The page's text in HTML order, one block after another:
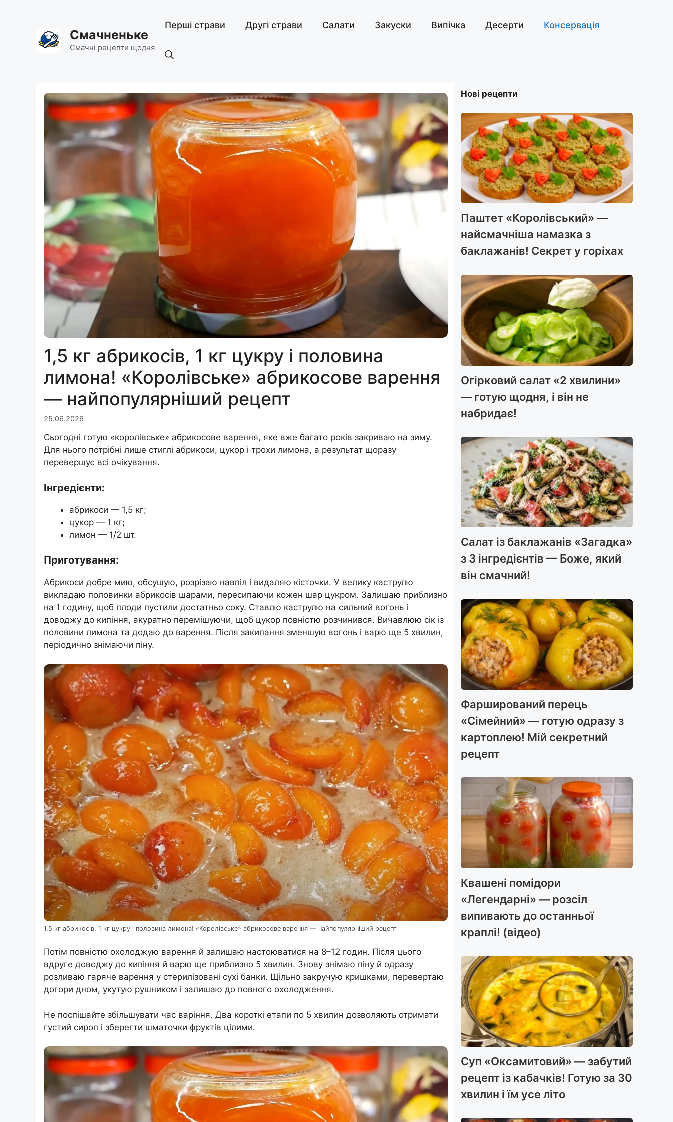
Смачненьке
Смачні рецепти щодня
Перші страви Другі страви Салати Закуски Випічка Десерти Консервація
1,5 кг абрикосів, 1 кг цукру і половина
лимона! «Королівське» абрикосове варення
— найпопулярніший рецепт
25.06.2026
Сьогодні готую «королівське» абрикосове варення, яке вже багато років закриваю на зиму.
Для нього потрібні лише стиглі абрикоси, цукор і трохи лимона, а результат щоразу
перевершує всі очікування.
Інгредієнти:
абрикоси — 1,5 кг;
цукор — 1 кг;
лимон — 1/2 шт.
Приготування:
Абрикоси добре мию, обсушую, розрізаю навпіл і видаляю кісточки. У велику каструлю
викладаю половинки абрикосів шарами, пересипаючи кожен шар цукром. Залишаю приблизно
на 1 годину, щоб плоди пустили достатньо соку. Ставлю каструлю на сильний вогонь і
доводжу до кипіння, акуратно перемішуючи, щоб цукор повністю розчинився. Вичавлюю сік із
половини лимона та додаю до варення. Після закипання зменшую вогонь і варю ще 5 хвилин,
періодично знімаючи піну.
1,5 кг абрикосів, 1 кг цукру і половина лимона! «Королівське» абрикосове варення — найпопулярніший рецепт
Потім повністю охолоджую варення й залишаю настоюватися на 8–12 годин. Після цього
вдруге доводжу до кипіння й варю ще приблизно 5 хвилин. Знову знімаю піну й одразу
розливаю гаряче варення у стерилізовані сухі банки. Щільно закручую кришками, перевертаю
догори дном, укутую рушником і залишаю до повного охолодження.
Не поспішайте збільшувати час варіння. Два короткі етапи по 5 хвилин дозволяють отримати
густий сироп і зберегти шматочки фруктів цілими.
Нові рецепти
Паштет «Королівський» —
найсмачніша намазка з
баклажанів! Секрет у горіхах
Огірковий салат «2 хвилини»
— готую щодня, і він не
набридає!
Салат із баклажанів «Загадка»
з 3 інгредієнтів — Боже, який
він смачний!
Фарширований перець
«Сімейний» — готую одразу з
картоплею! Мій секретний
рецепт
Квашені помідори
«Легендарні» — розсіл
випивають до останньої
краплі! (відео)
Суп «Оксамитовий» — забутий
рецепт із кабачків! Готую за 30
хвилин і їм усе літо